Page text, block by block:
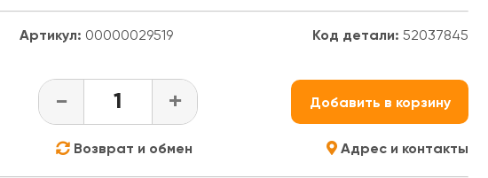
Артикул: 00000029519 Код детали: 52037845
- + Добавить в корзину
Возврат и обмен Адрес и контакты